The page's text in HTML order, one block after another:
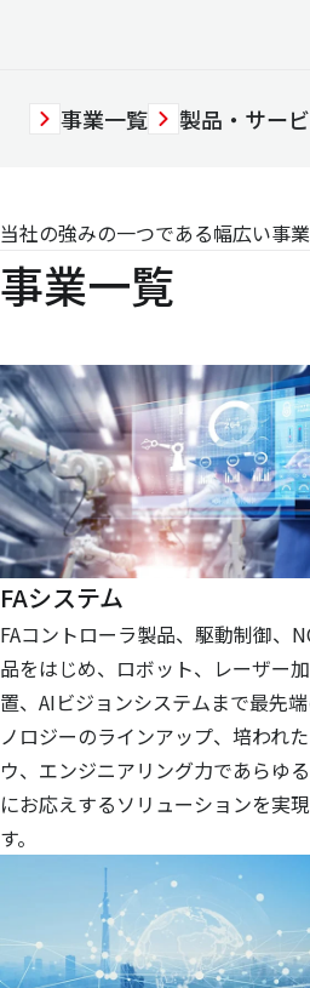
事業一覧 製品・サー
当社の強みの一つである幅広い事
事業一覧
FAシステム
FAコントローラ製品、駆動制御、
品をはじめ、ロボット、レーザー
置、AIビジョンシステムまで最先
ノロジーのラインアップ、培われ
ウ、エンジニアリング力であらゆ
にお応えするソリューションを実
す。